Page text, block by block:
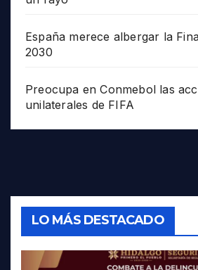
España merece albergar la
2030
Preocupa en Conmebol las
unilaterales de FIFA
LO MÁS DESTACADO